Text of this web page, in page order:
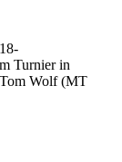
Turnier in
Wolf (MT